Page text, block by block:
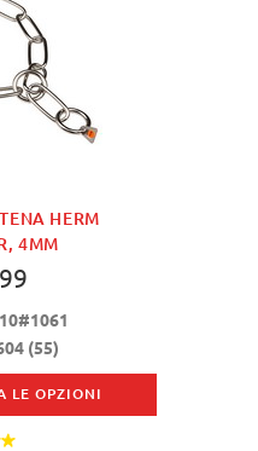
HERM
4MM
(55)
LE OPZIONI